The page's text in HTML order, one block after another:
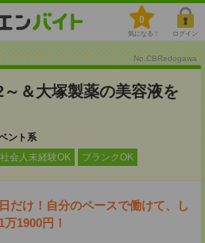
0
気になる！ ログイン
No.CBRedogawa
＆大塚製薬の美容液を
ント系
社会人未経験OK ブランクOK
だけ！自分のペースで働けて、し
1900円！